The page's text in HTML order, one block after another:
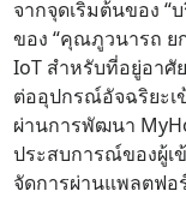
จากจุดเริ่มต้นของ “
ของ “คุณภูวนารถ ย
IoT สำหรับที่อยู่อาศั
ต่ออุปกรณ์อัจฉริยะ
ผ่านการพัฒนา
ประสบการณ์ของผู้เ
จัดการผ่านแพลตฟ